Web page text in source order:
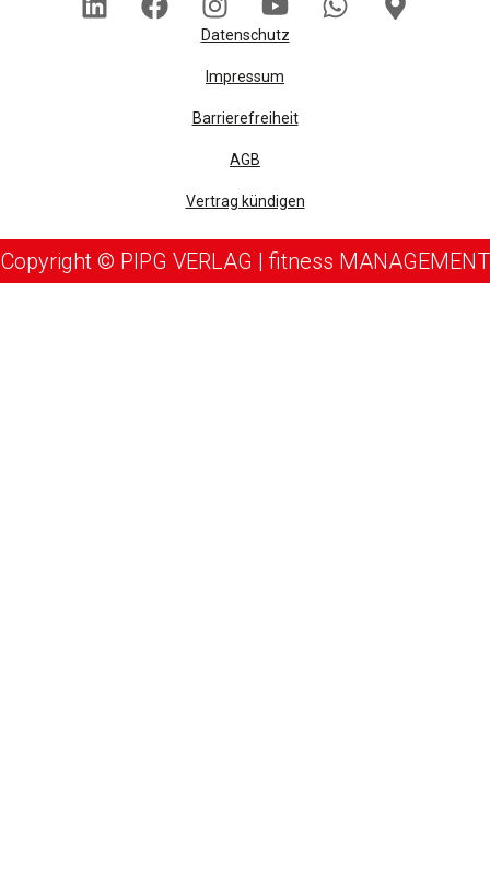
Datenschutz
Impressum
Barrierefreiheit
AGB
Vertrag kündigen
Copyright © PIPG VERLAG | fitness MANAGEMENT